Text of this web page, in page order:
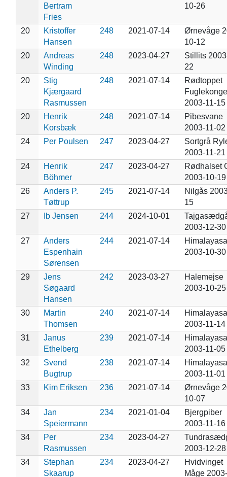
Bertram
Fries
10-26
20
Kristoffer
Hansen
248 2021-07-14
Ørnevåge
10-12
20
Andreas
Winding
248 2023-04-27
Stillits
22
20
Stig
Kjærgaard
Rasmussen
248 2021-07-14
Rødtoppet
Fuglekonge
2003-11-15
20
Henrik
Korsbæk
248 2021-07-14
Pibesvane
2003-11-02
24
Per Poulsen 247 2023-04-27
Sortgrå
2003-11-21
24
Henrik
Böhmer
247 2023-04-27
Rødhalset
2003-10-19
26
Anders P.
Tøttrup
245 2021-07-14
Nilgås
15
27
Ib Jensen 244 2024-10-01
2003-12-30
27
Anders
Espenhain
Sørensen
244 2021-07-14
2003-10-30
29
Jens
Søgaard
Hansen
242 2023-03-27
Halemejse
2003-10-25
30
Martin
Thomsen
240 2021-07-14
2003-11-14
31
Janus
Ethelberg
239 2021-07-14
2003-11-05
32
Svend
Bugtrup
238 2021-07-14
2003-11-01
33
Kim Eriksen 236 2021-07-14
Ørnevåge
10-07
34
Jan
Speiermann
234 2021-01-04
Bjergpiber
2003-11-16
34
Per
Rasmussen
234 2023-04-27
2003-12-28
34
Stephan
Skaarup
234 2023-04-27
Hvidvinget
Måge